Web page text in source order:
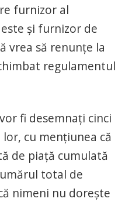
furnizor al
și furnizor de
vrea să renunțe la
regulamentul
fi desemnați cinci
lor, cu mențiunea că
de piață cumulată
total de
nimeni nu dorește